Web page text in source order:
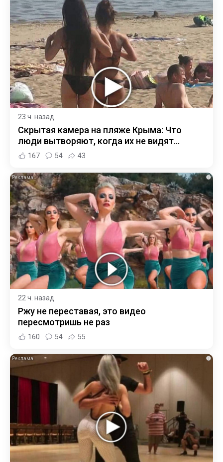
23 ч. назад
Скрытая камера на пляже Крыма: Что
люди вытворяют, когда их не видят...
167 54 43
i
22 ч. назад
Ржу не переставая, это видео
пересмотришь не раз
160 54 55
i